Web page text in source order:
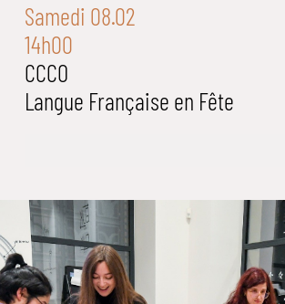
Samedi 08.02
14h00
CCCO
Langue Française en Fête